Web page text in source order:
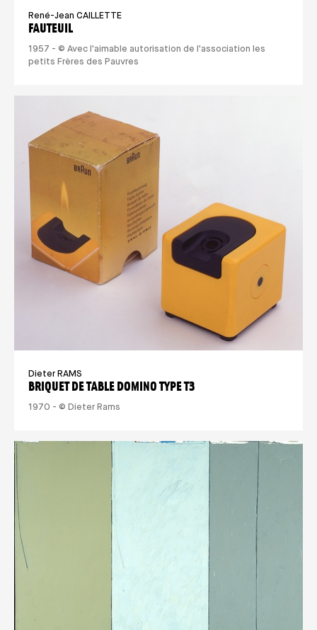
FAUTEUIL
René-Jean CAILLETTE
1957 - © Avec l'aimable autorisation de l'association les
petits Frères des Pauvres
BRIQUET DE TABLE DOMINO TYPE T3
Dieter RAMS
1970 - © Dieter Rams